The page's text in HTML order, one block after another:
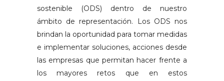
sostenible (ODS) dentro de nuestro
ámbito de representación. Los ODS nos
brindan la oportunidad para tomar medidas
e implementar soluciones, acciones desde
las empresas que permitan hacer frente a
los mayores retos que en estos